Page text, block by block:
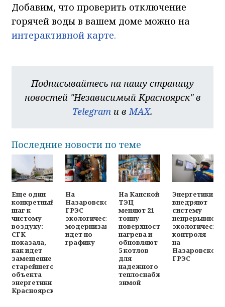
Добавим, что проверить отключение
горячей воды в вашем доме можно на
интерактивной карте.
Подписывайтесь на нашу страницу
новостей "Независимый Красноярск" в
Telegram и вMAX.
Последние новости по теме
Еще один
конкретный
шаг к
чистому
воздуху:
СГК
показала,
как идет
замещение
старейшего
объекта
энергетики
Красноярска
На
Назаровской
ГРЭС
экологическая
модернизация
идет по
графику
На Канской
ТЭЦ
меняют 21
тонну
поверхностей
нагрева и
обновляют
5 котлов
для
надежного
теплоснабжения
зимой
Энергетики
внедряют
систему
непрерывного
контроля
на
Назаровской
ГРЭС